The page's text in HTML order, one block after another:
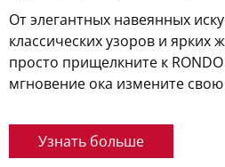
От элегантных навеянных
классических узоров и
просто прищелкните к
мгновение ока измените
Узнать больше